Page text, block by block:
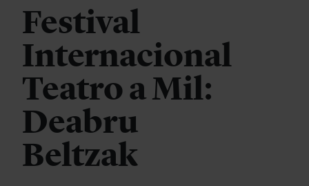
Festival
Internacional
Teatro a Mil:
Deabru
Beltzak